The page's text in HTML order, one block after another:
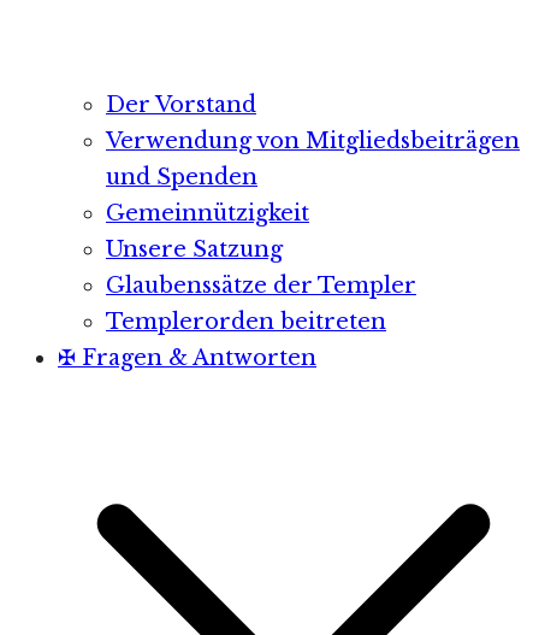
Der Vorstand
Verwendung von Mitgliedsbeiträgen
und Spenden
Gemeinnützigkeit
Unsere Satzung
Glaubenssätze der Templer
Templerorden beitreten
✠ Fragen & Antworten